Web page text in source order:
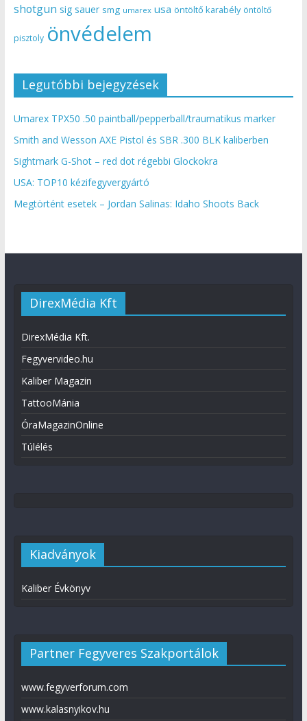
shotgun sig sauer smg umarex usa öntöltő karabély öntöltő
pisztoly önvédelem
Legutóbbi bejegyzések
Umarex TPX50 .50 paintball/pepperball/traumatikus marker
Smith and Wesson AXE Pistol és SBR .300 BLK kaliberben
Sightmark G-Shot – red dot régebbi Glockokra
USA: TOP10 kézifegyvergyártó
Megtörtént esetek – Jordan Salinas: Idaho Shoots Back
DirexMédia Kft
DirexMédia Kft.
Fegyvervideo.hu
Kaliber Magazin
TattooMánia
ÓraMagazinOnline
Túlélés
Kiadványok
Kaliber Évkönyv
Partner Fegyveres Szakportálok
www.fegyverforum.com
www.kalasnyikov.hu